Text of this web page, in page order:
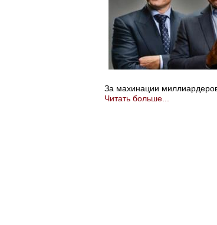
За махинации миллиардеров
Читать больше...